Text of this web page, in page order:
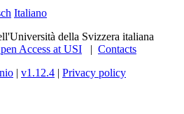
Italiano
della Svizzera italiana
Access at USI | Contacts
| v1.12.4 | Privacy policy